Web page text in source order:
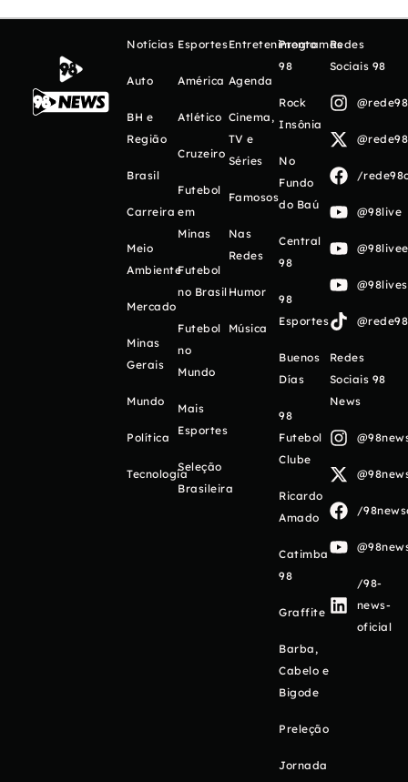
Notícias
Auto
BH e
Região
Brasil
Carreira
Meio
Ambiente
Mercado
Minas
Gerais
Mundo
Política
Tecnologia
Esportes
América
Atlético
Cruzeiro
Futebol
em
Minas
Futebol
no Brasil
Futebol
no
Mundo
Mais
Esportes
Seleção
Brasileira
Entretenimento
Agenda
Cinema,
TV e
Séries
Famosos
Nas
Redes
Humor
Música
Programas
98
Rock
Insônia
No
Fundo
do Baú
Central
98
98
Esportes
Buenos
Días
98
Futebol
Clube
Ricardo
Amado
Catimba
98
Graffite
Barba,
Cabelo e
Bigode
Preleção
Jornada
Redes
Sociais 98
/
@98live
Redes
Sociais 98
News
/
/98-
news-
oficial